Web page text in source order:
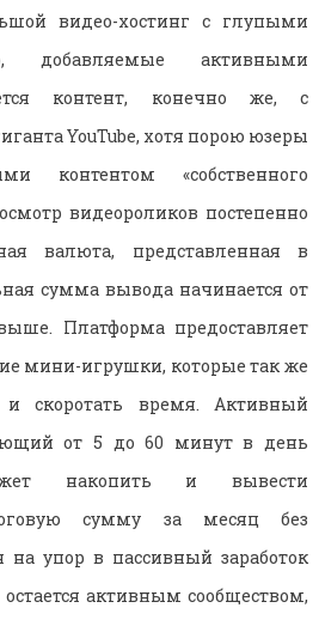
видео-хостинг с глупыми
добавляемые активными
контент, конечно же, с
YouTube, хотя порою юзеры
контентом «собственного
видеороликов постепенно
валюта, представленная в
сумма вывода начинается от
Платформа предоставляет
мини-игрушки, которые так же
и скоротать время. Активный
от 5 до 60 минут в день
накопить и вывести
сумму за месяц без
на упор в пассивный заработок
активным сообществом,